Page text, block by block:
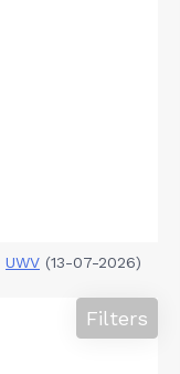
UWV (13-07-2026)
Filters